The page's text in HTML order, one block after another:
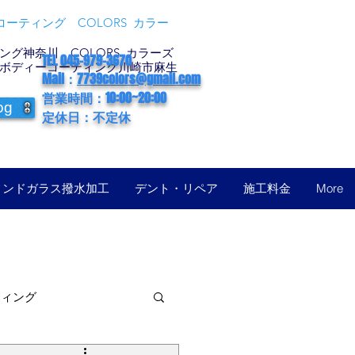
ーティング COLORS カラー
グ神奈川 COLORS カラーズ
ィーコーティング川崎市麻生
TEL 045-979-3670
Mail：7739colors@gmail.com
営業時間：10:00~20:00
定休日：不定休
ンドガラス撥水加工 デント・リペア 施工料金 More
ング